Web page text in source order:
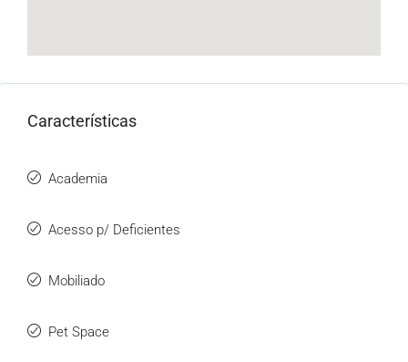
Características
Academia
Acesso p/ Deficientes
Mobiliado
Pet Space